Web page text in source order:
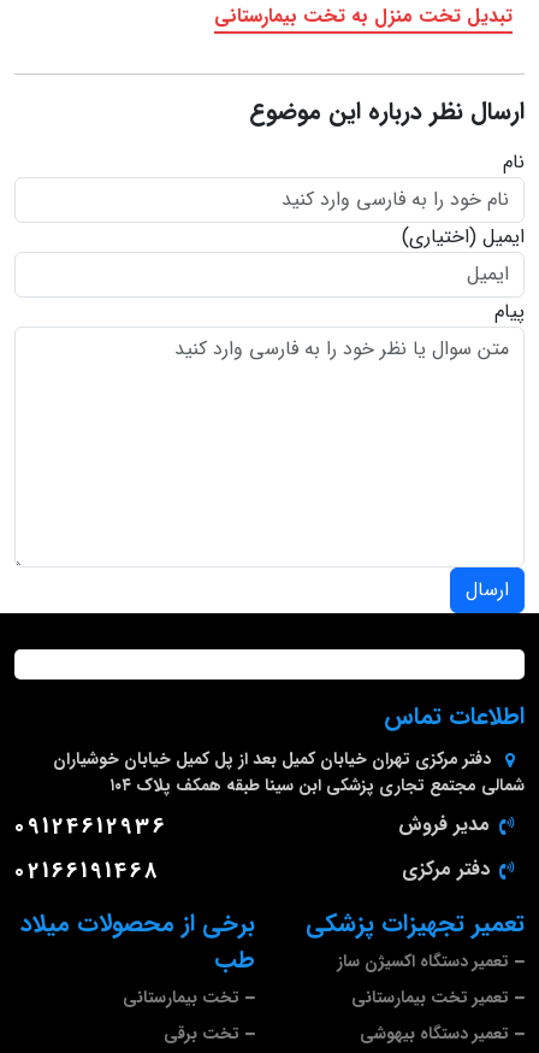
تبدیل تخت منزل به تخت بیمارستانی
ارسال نظر درباره این موضوع
نام
ایمیل (اختیاری)
پیام
ارسال
برخی از محصولات میلاد
طب
تخت بیمارستانی
تخت برقی
تعمیر تجهیزات پزشکی
تعمیر دستگاه اکسیژن ساز
تعمیر تخت بیمارستانی
تعمیر دستگاه بیهوشی
اطلاعات تماس
دفتر مرکزی تهران خیابان کمیل بعد از پل کمیل خیابان خوشیاران
شمالی مجتمع تجاری پزشکی ابن سینا طبقه همکف پلاک ۱۰۴
مدیر فروش 09124612936
دفتر مرکزی 02166191468